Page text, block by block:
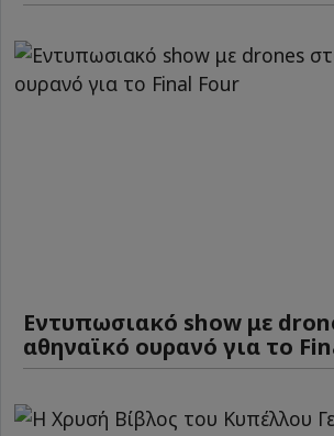
Εντυπωσιακό show με
αθηναϊκό ουρανό για το